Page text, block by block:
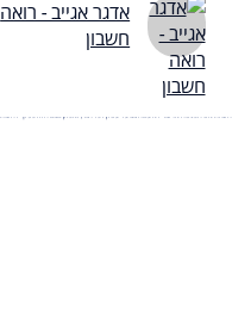
אדגר אגייב - רואה
חשבון